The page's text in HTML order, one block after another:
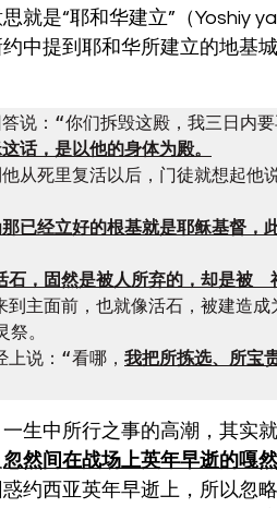
就是“耶和华建立”（Yoshiy
中提到耶和华所建立的地基
说：“你们拆毁这殿，我三日内
从死里复活以后，门徒就想起他
那已经立好的根基就是耶稣基督，
到主面前，也就像活石，被建造
。
上说：“看哪， 我把所拣选、所宝
一生中所行之事的高潮，其
忽然间在战场上英年早逝的嘎
约西亚英年早逝上，所以忽